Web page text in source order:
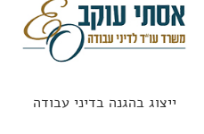
ייצוג בהגנה בדיני עבודה